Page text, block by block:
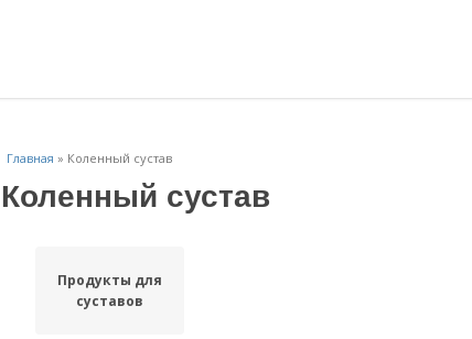
Главная » Коленный сустав
Коленный сустав
Продукты для
суставов